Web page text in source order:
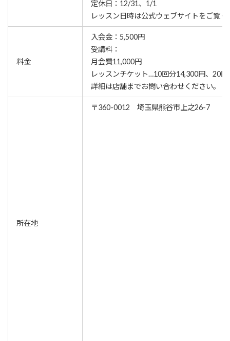
定休日：12/31、1/1
レッスン⽇時は公式ウェブサイトをご覧く
料金
入会金：5,500円
受講料：
月会費11,000円
レッスンチケット…10回分14,300円、20
詳細は店舗までお問い合わせください。
所在地
〒360-0012 埼玉県熊谷市上之26-7